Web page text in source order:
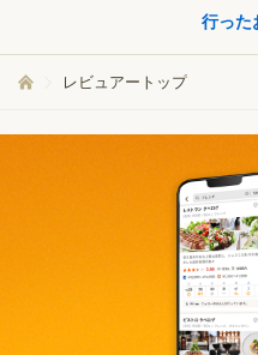
行った
レビュアートップ